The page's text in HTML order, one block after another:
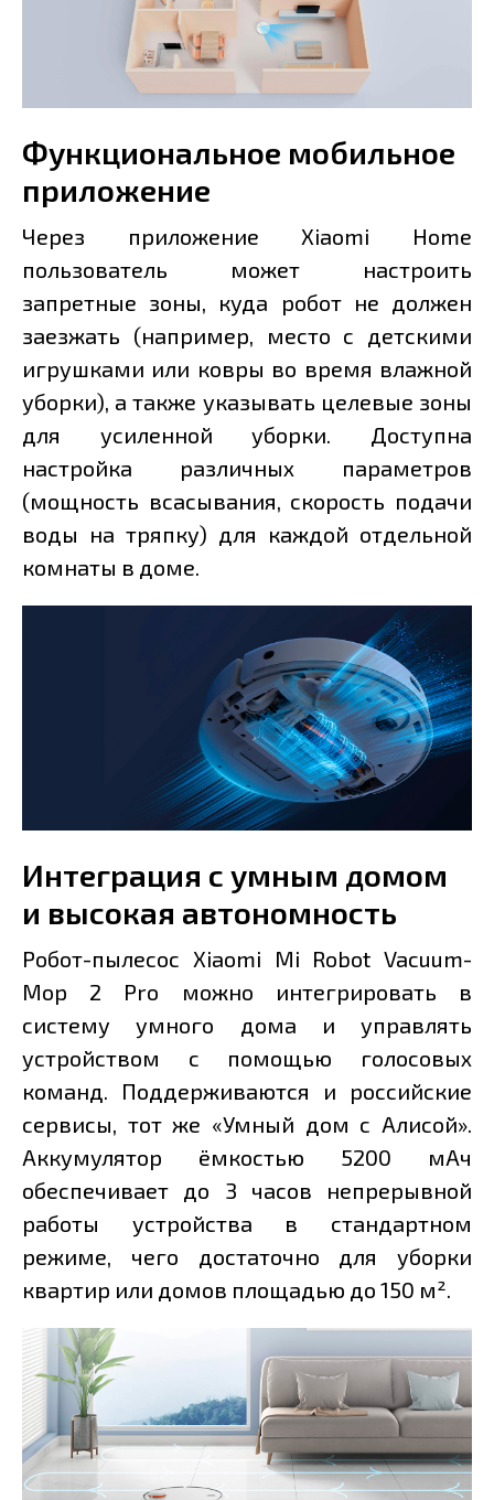
Функциональное мобильное
приложение
Через приложение Xiaomi Home
пользователь может настроить
запретные зоны, куда робот не должен
заезжать (например, место с детскими
игрушками или ковры во время влажной
уборки), а также указывать целевые зоны
для усиленной уборки. Доступна
настройка различных параметров
(мощность всасывания, скорость подачи
воды на тряпку) для каждой отдельной
комнаты в доме.
Интеграция с умным домом
и высокая автономность
Робот-пылесос Xiaomi Mi Robot Vacuum-
Mop 2 Pro можно интегрировать в
систему умного дома и управлять
устройством с помощью голосовых
команд. Поддерживаются и российские
сервисы, тот же «Умный дом с Алисой».
Аккумулятор ёмкостью 5200 мАч
обеспечивает до 3 часов непрерывной
работы устройства в стандартном
режиме, чего достаточно для уборки
квартир или домов площадью до 150 м².